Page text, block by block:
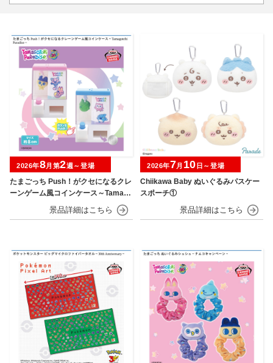
たまごっち Push！がクセになるクレ
ーンゲーム風コインケース～Tamago
tchi Paradise～
2026年8月第2週～登場
Chiikawa Baby ぬいぐるみパスケー
スポーチ①
2026年7月 10 日～登場